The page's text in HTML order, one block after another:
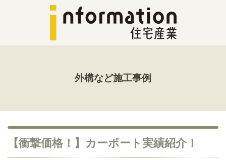
外構など施工事例
【衝撃価格！】カーポート実績紹介！